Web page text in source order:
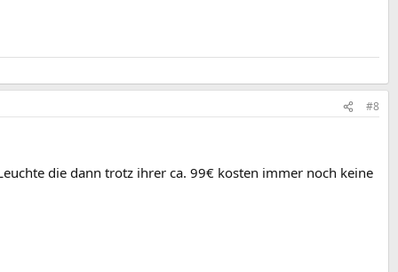
#8
die dann trotz ihrer ca. 99€ kosten immer noch keine